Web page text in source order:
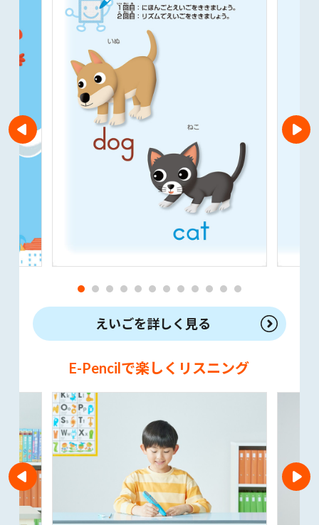
えいごを詳しく見る
E-Pencilで楽しくリスニング